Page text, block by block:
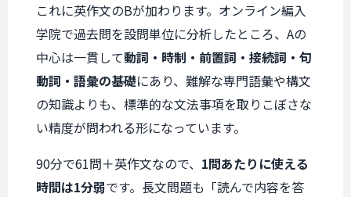
これに英作文のBが加わります。オンライン編入
学院で過去問を設問単位に分析したところ、Aの
中心は一貫して動詞・時制・前置詞・接続詞・句
動詞・語彙の基礎にあり、難解な専門語彙や構文
の知識よりも、標準的な文法事項を取りこぼさな
い精度が問われる形になっています。
90分で61問＋英作文なので、 1問あたりに使える
時間は1分弱です。長文問題も「読んで内容を答